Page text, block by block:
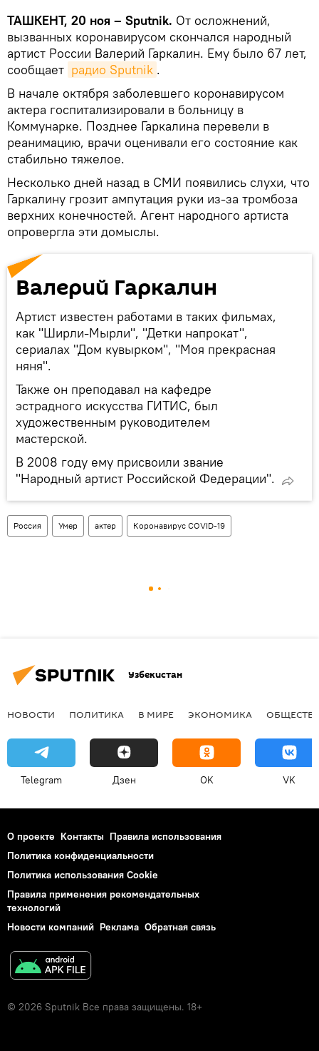
ТАШКЕНТ, 20 ноя – Sputnik. От осложнений,
вызванных коронавирусом скончался народный
артист России Валерий Гаркалин. Ему было 67 лет,
сообщает радио Sputnik .
В начале октября заболевшего коронавирусом
актера госпитализировали в больницу в
Коммунарке. Позднее Гаркалина перевели в
реанимацию, врачи оценивали его состояние как
стабильно тяжелое.
Несколько дней назад в СМИ появились слухи, что
Гаркалину грозит ампутация руки из-за тромбоза
верхних конечностей. Агент народного артиста
опровергла эти домыслы.
Валерий Гаркалин
Артист известен работами в таких фильмах,
как "Ширли-Мырли", "Детки напрокат",
сериалах "Дом кувырком", "Моя прекрасная
няня".
Также он преподавал на кафедре
эстрадного искусства ГИТИС, был
художественным руководителем
мастерской.
В 2008 году ему присвоили звание
"Народный артист Российской Федерации".
Россия Умер актер Коронавирус COVID-19
Узбекистан
НОВОСТИ ПОЛИТИКА В МИРЕ ЭКОНОМИКА
Telegram Дзен OK VK
О проекте Контакты Правила использования
Политика конфиденциальности
Политика использования Cookie
Правила применения рекомендательных
технологий
Новости компаний Реклама Обратная связь
© 2026 Sputnik Все права защищены. 18+